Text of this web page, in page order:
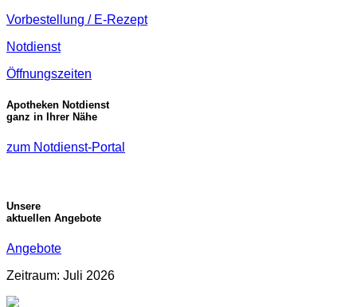
Vorbestellung / E-Rezept
Notdienst
Öffnungszeiten
Apotheken Notdienst
ganz in Ihrer Nähe
zum Notdienst-Portal
Unsere
aktuellen Angebote
Angebote
Zeitraum: Juli 2026